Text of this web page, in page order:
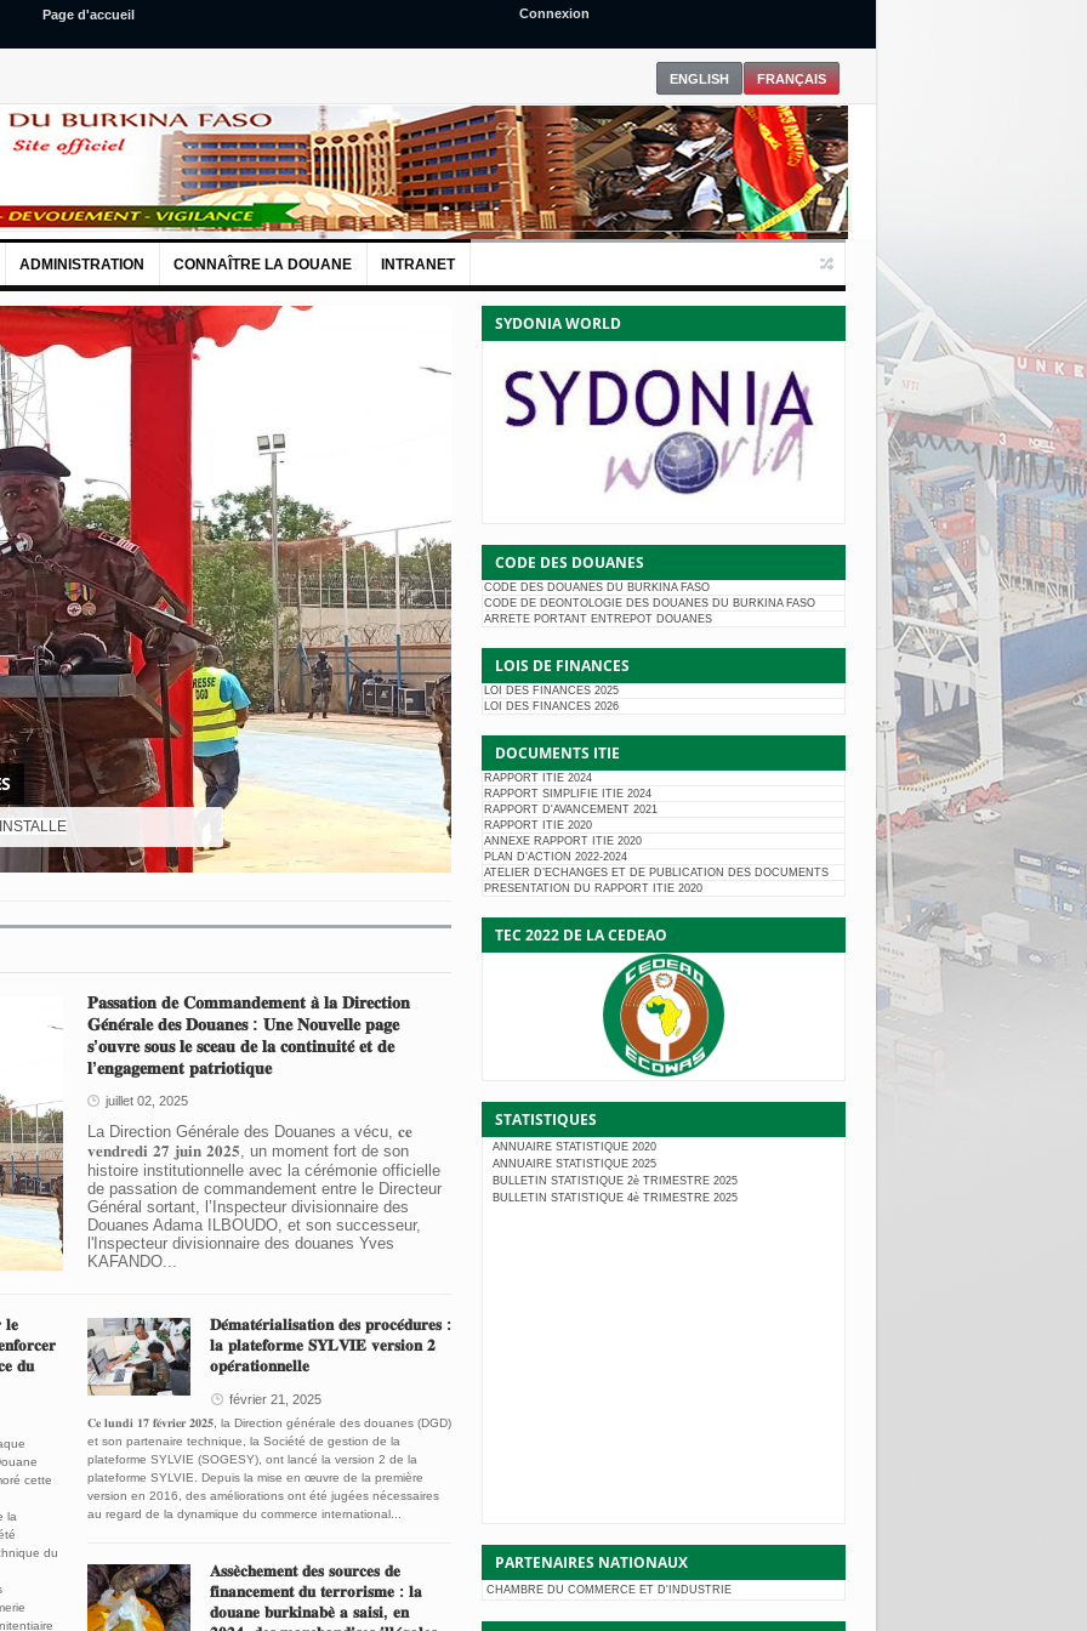
Page d'accueil Connexion
ADMINISTRATION CONNAÎTRE LA DOUANE INTRANET
𝐏𝐚𝐬𝐬𝐚𝐭𝐢𝐨𝐧 𝐝𝐞 𝐂𝐨𝐦𝐦𝐚𝐧𝐝𝐞𝐦𝐞𝐧𝐭 𝐚̀ 𝐥𝐚 𝐃𝐢𝐫𝐞𝐜𝐭𝐢𝐨𝐧
𝐆𝐞́𝐧𝐞́𝐫𝐚𝐥𝐞 𝐝𝐞𝐬 𝐃𝐨𝐮𝐚𝐧𝐞𝐬 : 𝐔𝐧𝐞 𝐍𝐨𝐮𝐯𝐞𝐥𝐥𝐞 𝐩𝐚𝐠𝐞
𝐬’𝐨𝐮𝐯𝐫𝐞 𝐬𝐨𝐮𝐬 𝐥𝐞 𝐬𝐜𝐞𝐚𝐮 𝐝𝐞 𝐥𝐚 𝐜𝐨𝐧𝐭𝐢𝐧𝐮𝐢𝐭𝐞́ 𝐞𝐭 𝐝𝐞
𝐥’𝐞𝐧𝐠𝐚𝐠𝐞𝐦𝐞𝐧𝐭 𝐩𝐚𝐭𝐫𝐢𝐨𝐭𝐢𝐪𝐮𝐞
juillet 02, 2025
La Direction Générale des Douanes a vécu, 𝐜𝐞
𝐯𝐞𝐧𝐝𝐫𝐞𝐝𝐢 𝟐𝟕 𝐣𝐮𝐢𝐧 𝟐𝟎𝟐𝟓, un moment fort de son
histoire institutionnelle avec la cérémonie officielle
de passation de commandement entre le Directeur
Général sortant, l’Inspecteur divisionnaire des
Douanes Adama ILBOUDO, et son successeur,
l'Inspecteur divisionnaire des douanes Yves
KAFANDO...
𝐝𝐮
cette
la
du
𝐃𝐞́𝐦𝐚𝐭𝐞́𝐫𝐢𝐚𝐥𝐢𝐬𝐚𝐭𝐢𝐨𝐧 𝐝𝐞𝐬 𝐩𝐫𝐨𝐜𝐞́𝐝𝐮𝐫𝐞𝐬 :
𝐥𝐚 𝐩𝐥𝐚𝐭𝐞𝐟𝐨𝐫𝐦𝐞 𝐒𝐘𝐋𝐕𝐈𝐄 𝐯𝐞𝐫𝐬𝐢𝐨𝐧 𝟐
𝐨𝐩𝐞́𝐫𝐚𝐭𝐢𝐨𝐧𝐧𝐞𝐥𝐥𝐞
février 21, 2025
𝐂𝐞 𝐥𝐮𝐧𝐝𝐢 𝟏𝟕 𝐟𝐞́𝐯𝐫𝐢𝐞𝐫 𝟐𝟎𝟐𝟓, la Direction générale des douanes (DGD)
et son partenaire technique, la Société de gestion de la
plateforme SYLVIE (SOGESY), ont lancé la version 2 de la
plateforme SYLVIE. Depuis la mise en œuvre de la première
version en 2016, des améliorations ont été jugées nécessaires
au regard de la dynamique du commerce international...
𝐀𝐬𝐬𝐞̀𝐜𝐡𝐞𝐦𝐞𝐧𝐭 𝐝𝐞𝐬 𝐬𝐨𝐮𝐫𝐜𝐞𝐬 𝐝𝐞
𝐟𝐢𝐧𝐚𝐧𝐜𝐞𝐦𝐞𝐧𝐭 𝐝𝐮 𝐭𝐞𝐫𝐫𝐨𝐫𝐢𝐬𝐦𝐞 : 𝐥𝐚
𝐝𝐨𝐮𝐚𝐧𝐞 𝐛𝐮𝐫𝐤𝐢𝐧𝐚𝐛𝐞̀ 𝐚 𝐬𝐚𝐢𝐬𝐢, 𝐞𝐧
SYDONIA WORLD
CODE DES DOUANES
CODE DES DOUANES DU BURKINA FASO
CODE DE DEONTOLOGIE DES DOUANES DU BURKINA FASO
ARRETE PORTANT ENTREPOT DOUANES
LOIS DE FINANCES
LOI DES FINANCES 2025
LOI DES FINANCES 2026
DOCUMENTS ITIE
RAPPORT ITIE 2024
RAPPORT SIMPLIFIE ITIE 2024
RAPPORT D'AVANCEMENT 2021
RAPPORT ITIE 2020
ANNEXE RAPPORT ITIE 2020
PLAN D’ACTION 2022-2024
ATELIER D’ECHANGES ET DE PUBLICATION DES DOCUMENTS
PRESENTATION DU RAPPORT ITIE 2020
TEC 2022 DE LA CEDEAO
STATISTIQUES
ANNUAIRE STATISTIQUE 2020
ANNUAIRE STATISTIQUE 2025
BULLETIN STATISTIQUE 2è TRIMESTRE 2025
BULLETIN STATISTIQUE 4è TRIMESTRE 2025
PARTENAIRES NATIONAUX
CHAMBRE DU COMMERCE ET D'INDUSTRIE